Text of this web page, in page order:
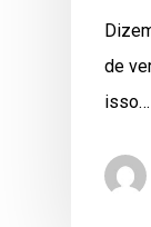
de
isso…